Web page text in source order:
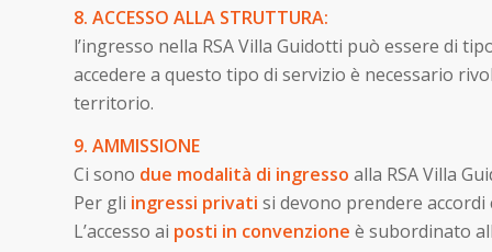
8. ACCESSO ALLA STRUTTURA:
l’ingresso nella RSA Villa Guidotti può essere di
accedere a questo tipo di servizio è necessario
territorio.
9. AMMISSIONE
Ci sono due modalità di ingresso alla RSA Villa
Per gli ingressi privati si devono prendere
L’accesso ai posti in convenzione è subordinato